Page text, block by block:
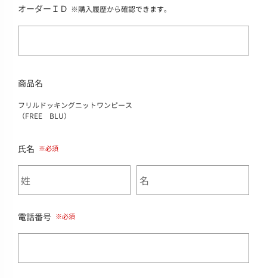
オーダーＩＤ ※購入履歴から確認できます。
商品名
フリルドッキングニットワンピース
（FREE BLU）
氏名
電話番号